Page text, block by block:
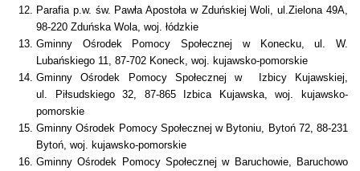
Parafia p.w. św. Pawła Apostoła w Zduńskiej Woli, ul.Zielona 49A,
98-220 Zduńska Wola, woj. łódzkie
Gminny Ośrodek Pomocy Społecznej w Konecku, ul. W.
Lubańskiego 11, 87-702 Koneck, woj. kujawsko-pomorskie
Gminny Ośrodek Pomocy Społecznej w Izbicy Kujawskiej,
ul. Piłsudskiego 32, 87-865 Izbica Kujawska, woj. kujawsko-
pomorskie
Gminny Ośrodek Pomocy Społecznej w Bytoniu, Bytoń 72, 88-231
Bytoń, woj. kujawsko-pomorskie
Gminny Ośrodek Pomocy Społecznej w Baruchowie, Baruchowo